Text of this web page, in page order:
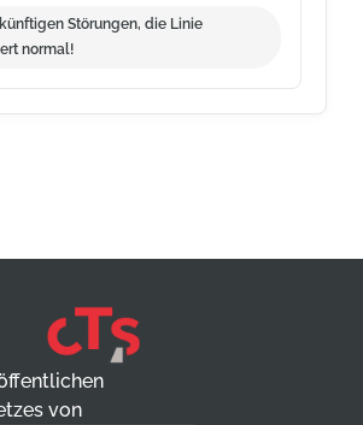
Störungen, die Linie
normal!
von